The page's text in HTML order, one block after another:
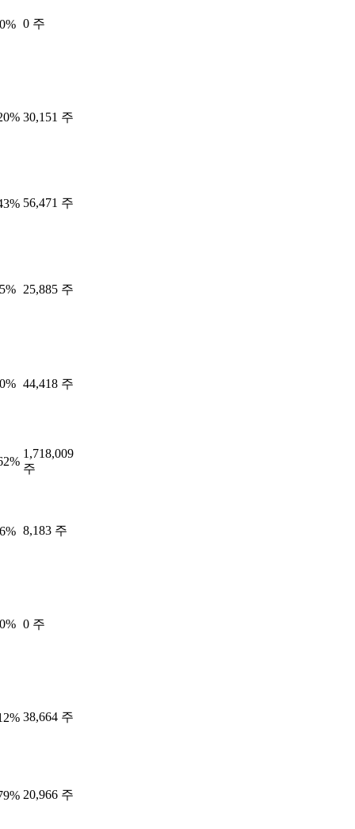
0 주
30,151 주
56,471 주
25,885 주
44,418 주
1,718,009
주
8,183 주
0 주
38,664 주
20,966 주